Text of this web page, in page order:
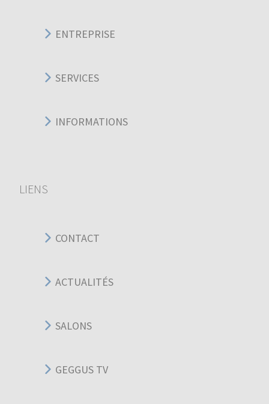
ENTREPRISE
SERVICES
INFORMATIONS
LIENS
CONTACT
ACTUALITÉS
SALONS
GEGGUS TV